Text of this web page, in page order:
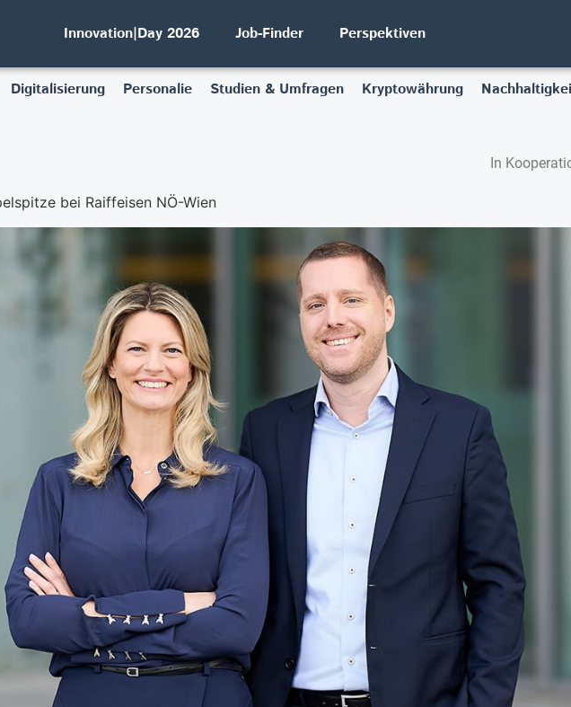
Innovation|Day 2026 Job-Finder Perspektiven
Digitalisierung Personalie Studien & Umfragen Kryptowährung
In
bei Raiffeisen NÖ-Wien